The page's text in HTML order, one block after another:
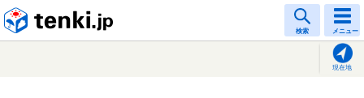
検索 メニュー
現在地